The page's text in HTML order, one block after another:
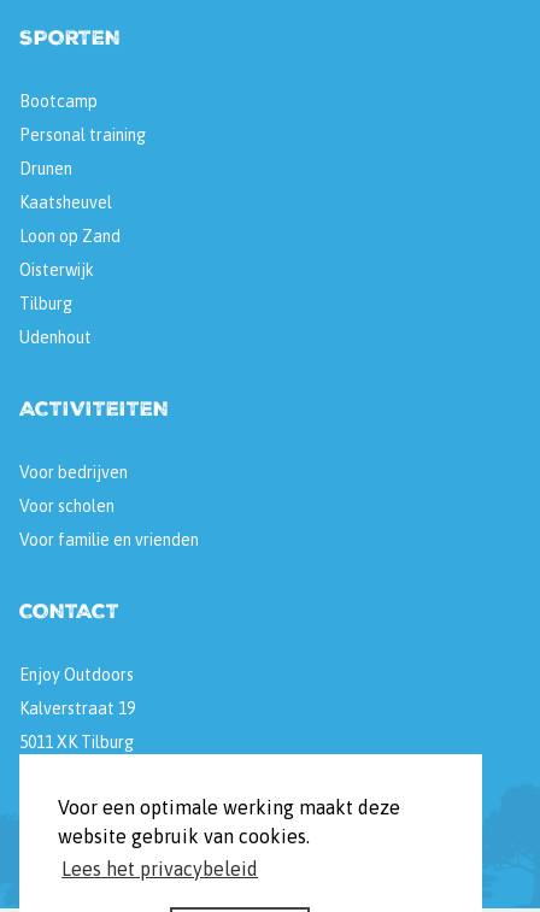
Voor een optimale werking maakt deze
website gebruik van cookies.
Lees het privacybeleid
SPORTEN
Bootcamp
Personal training
Drunen
Kaatsheuvel
Loon op Zand
Oisterwijk
Tilburg
Udenhout
ACTIVITEITEN
Voor bedrijven
Voor scholen
Voor familie en vrienden
CONTACT
Enjoy Outdoors
Kalverstraat 19
5011 XK Tilburg
info@enjoyoutdoors.nl
06 477 684 99